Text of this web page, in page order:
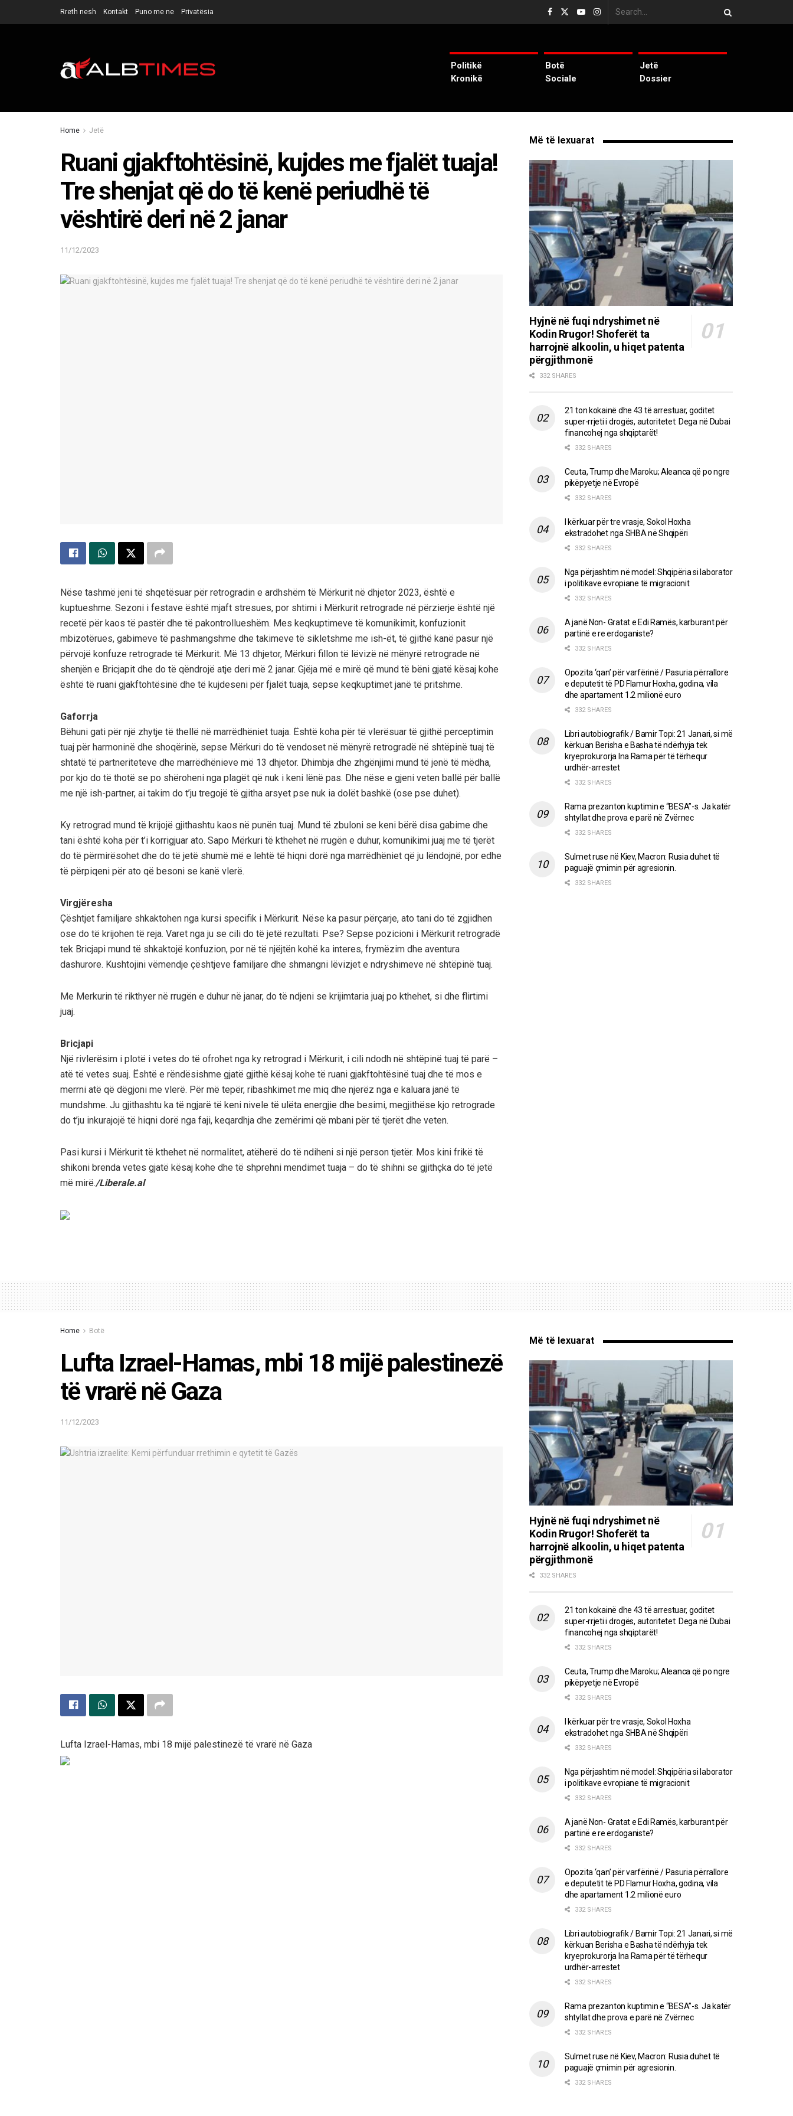
Rreth nesh Kontakt Puno me ne Privatësia
Politikë
Kronikë
Botë
Sociale
Jetë
Dossier
Home Jetë
Ruani gjakftohtësinë, kujdes me fjalët tuaja!
Tre shenjat që do të kenë periudhë të
vështirë deri në 2 janar
11/12/2023
Nëse tashmë jeni të shqetësuar për retrogradin e ardhshëm të Mërkurit në dhjetor 2023, është e
kuptueshme. Sezoni i festave është mjaft stresues, por shtimi i Mërkurit retrograde në përzierje është një
recetë për kaos të pastër dhe të pakontrollueshëm. Mes keqkuptimeve të komunikimit, konfuzionit
mbizotërues, gabimeve të pashmangshme dhe takimeve të sikletshme me ish-ët, të gjithë kanë pasur një
përvojë konfuze retrograde të Mërkurit. Më 13 dhjetor, Mërkuri fillon të lëvizë në mënyrë retrograde në
shenjën e Bricjapit dhe do të qëndrojë atje deri më 2 janar. Gjëja më e mirë që mund të bëni gjatë kësaj kohe
është të ruani gjakftohtësinë dhe të kujdeseni për fjalët tuaja, sepse keqkuptimet janë të pritshme.
Gaforrja
Bëhuni gati për një zhytje të thellë në marrëdhëniet tuaja. Është koha për të vlerësuar të gjithë perceptimin
tuaj për harmoninë dhe shoqërinë, sepse Mërkuri do të vendoset në mënyrë retrogradë në shtëpinë tuaj të
shtatë të partneriteteve dhe marrëdhënieve më 13 dhjetor. Dhimbja dhe zhgënjimi mund të jenë të mëdha,
por kjo do të thotë se po shëroheni nga plagët që nuk i keni lënë pas. Dhe nëse e gjeni veten ballë për ballë
me një ish-partner, ai takim do t’ju tregojë të gjitha arsyet pse nuk ia dolët bashkë (ose pse duhet).
Ky retrograd mund të krijojë gjithashtu kaos në punën tuaj. Mund të zbuloni se keni bërë disa gabime dhe
tani është koha për t’i korrigjuar ato. Sapo Mërkuri të kthehet në rrugën e duhur, komunikimi juaj me të tjerët
do të përmirësohet dhe do të jetë shumë më e lehtë të hiqni dorë nga marrëdhëniet që ju lëndojnë, por edhe
të përpiqeni për ato që besoni se kanë vlerë.
Virgjëresha
Çështjet familjare shkaktohen nga kursi specifik i Mërkurit. Nëse ka pasur përçarje, ato tani do të zgjidhen
ose do të krijohen të reja. Varet nga ju se cili do të jetë rezultati. Pse? Sepse pozicioni i Mërkurit retrogradë
tek Bricjapi mund të shkaktojë konfuzion, por në të njëjtën kohë ka interes, frymëzim dhe aventura
dashurore. Kushtojini vëmendje çështjeve familjare dhe shmangni lëvizjet e ndryshimeve në shtëpinë tuaj.
Me Merkurin të rikthyer në rrugën e duhur në janar, do të ndjeni se krijimtaria juaj po kthehet, si dhe flirtimi
juaj.
Bricjapi
Një rivlerësim i plotë i vetes do të ofrohet nga ky retrograd i Mërkurit, i cili ndodh në shtëpinë tuaj të parë –
atë të vetes suaj. Është e rëndësishme gjatë gjithë kësaj kohe të ruani gjakftohtësinë tuaj dhe të mos e
merrni atë që dëgjoni me vlerë. Për më tepër, ribashkimet me miq dhe njerëz nga e kaluara janë të
mundshme. Ju gjithashtu ka të ngjarë të keni nivele të ulëta energjie dhe besimi, megjithëse kjo retrograde
do t’ju inkurajojë të hiqni dorë nga faji, keqardhja dhe zemërimi që mbani për të tjerët dhe veten.
Pasi kursi i Mërkurit të kthehet në normalitet, atëherë do të ndiheni si një person tjetër. Mos kini frikë të
shikoni brenda vetes gjatë kësaj kohe dhe të shprehni mendimet tuaja – do të shihni se gjithçka do të jetë
më mirë./Liberale.al
Më të lexuarat
Hyjnë në fuqi ndryshimet në
Kodin Rrugor! Shoferët ta
harrojnë alkoolin, u hiqet patenta
përgjithmonë
332 SHARES
21 ton kokainë dhe 43 të arrestuar, goditet
super-rrjeti i drogës, autoritetet: Dega në Dubai
financohej nga shqiptarët!
332 SHARES
Ceuta, Trump dhe Maroku; Aleanca që po ngre
pikëpyetje në Evropë
332 SHARES
I kërkuar për tre vrasje, Sokol Hoxha
ekstradohet nga SHBA në Shqipëri
332 SHARES
Nga përjashtim në model: Shqipëria si laborator
i politikave evropiane të migracionit
332 SHARES
A janë Non- Gratat e Edi Ramës, karburant për
partinë e re erdoganiste?
332 SHARES
Opozita ‘qan’ për varfërinë / Pasuria përrallore
e deputetit të PD Flamur Hoxha, godina, vila
dhe apartament 1.2 milionë euro
332 SHARES
Libri autobiografik / Bamir Topi: 21 Janari, si më
kërkuan Berisha e Basha të ndërhyja tek
kryeprokurorja Ina Rama për të tërhequr
urdhër-arrestet
332 SHARES
Rama prezanton kuptimin e “BESA”-s. Ja katër
shtyllat dhe prova e parë në Zvërnec
332 SHARES
Sulmet ruse në Kiev, Macron: Rusia duhet të
paguajë çmimin për agresionin.
332 SHARES
Home Botë
Lufta Izrael-Hamas, mbi 18 mijë palestinezë
të vrarë në Gaza
11/12/2023
Lufta Izrael-Hamas, mbi 18 mijë palestinezë të vrarë në Gaza
Më të lexuarat
Hyjnë në fuqi ndryshimet në
Kodin Rrugor! Shoferët ta
harrojnë alkoolin, u hiqet patenta
përgjithmonë
332 SHARES
21 ton kokainë dhe 43 të arrestuar, goditet
super-rrjeti i drogës, autoritetet: Dega në Dubai
financohej nga shqiptarët!
332 SHARES
Ceuta, Trump dhe Maroku; Aleanca që po ngre
pikëpyetje në Evropë
332 SHARES
I kërkuar për tre vrasje, Sokol Hoxha
ekstradohet nga SHBA në Shqipëri
332 SHARES
Nga përjashtim në model: Shqipëria si laborator
i politikave evropiane të migracionit
332 SHARES
A janë Non- Gratat e Edi Ramës, karburant për
partinë e re erdoganiste?
332 SHARES
Opozita ‘qan’ për varfërinë / Pasuria përrallore
e deputetit të PD Flamur Hoxha, godina, vila
dhe apartament 1.2 milionë euro
332 SHARES
Libri autobiografik / Bamir Topi: 21 Janari, si më
kërkuan Berisha e Basha të ndërhyja tek
kryeprokurorja Ina Rama për të tërhequr
urdhër-arrestet
332 SHARES
Rama prezanton kuptimin e “BESA”-s. Ja katër
shtyllat dhe prova e parë në Zvërnec
332 SHARES
Sulmet ruse në Kiev, Macron: Rusia duhet të
paguajë çmimin për agresionin.
332 SHARES